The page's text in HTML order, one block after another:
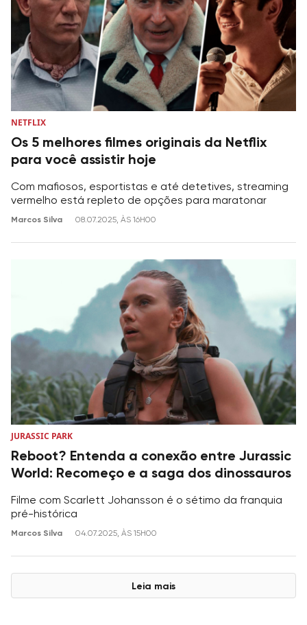
NETFLIX
Os 5 melhores filmes originais da Netflix
para você assistir hoje
Com mafiosos, esportistas e até detetives, streaming
vermelho está repleto de opções para maratonar
Marcos Silva 08.07.2025, ÀS 16H00
JURASSIC PARK
Reboot? Entenda a conexão entre Jurassic
World: Recomeço e a saga dos dinossauros
Filme com Scarlett Johansson é o sétimo da franquia
pré-histórica
Marcos Silva 04.07.2025, ÀS 15H00
Leia mais